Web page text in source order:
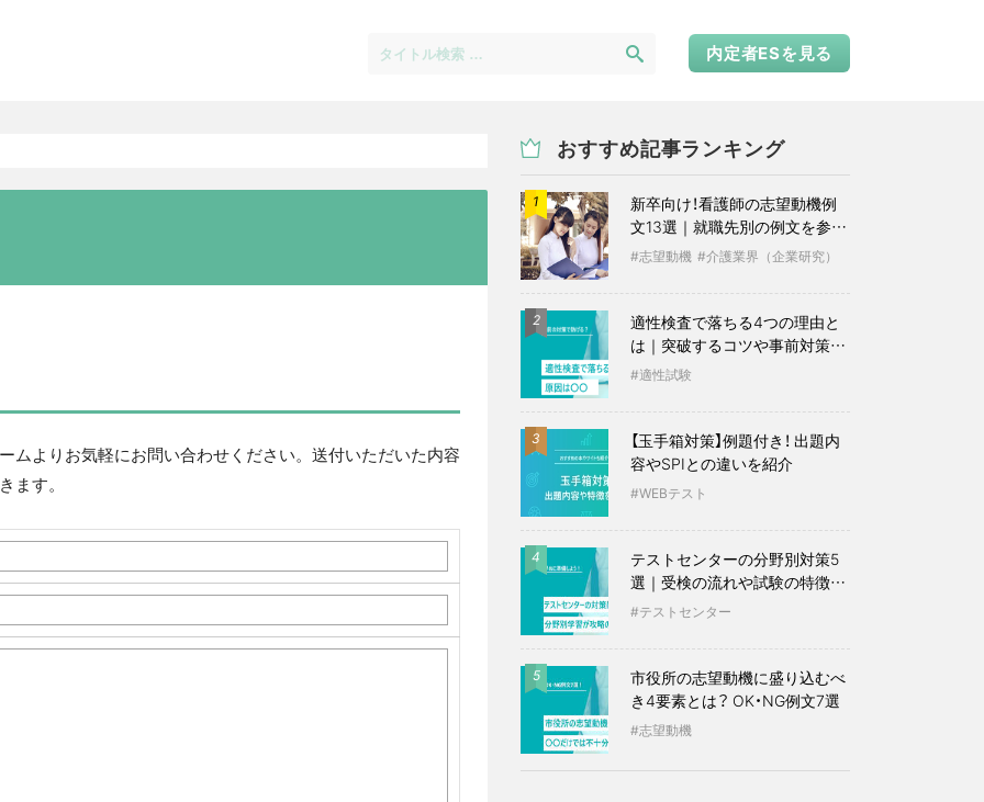
内定者ESを見る
ムよりお気軽にお問い合わせください。送付いただいた内容
ます。
おすすめ記事ランキング
1
新卒向け！看護師の志望動機例
文13選｜就職先別の例文を参考
に志望動機 介護業界（企業研究）
2
適性検査で落ちる4つの理由と
は｜突破するコツや事前対策も
紹介
適性試験
3
【玉手箱対策】例題付き！ 出題内
容やSPIとの違いを紹介
WEBテスト
4
テストセンターの分野別対策5
選｜受検の流れや試験の特徴も
紹介
テストセンター
5
市役所の志望動機に盛り込むべ
き4要素とは？ OK・NG例文7選
志望動機